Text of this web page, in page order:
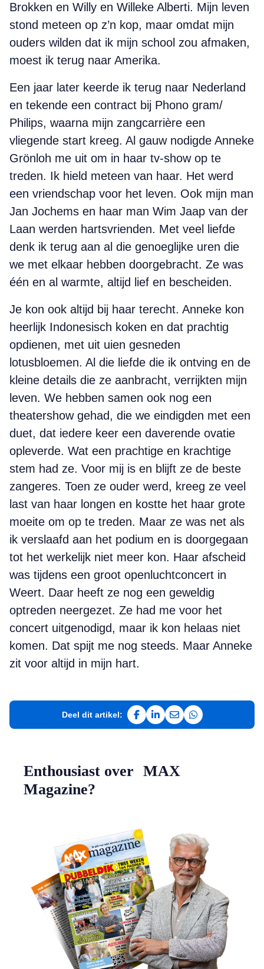
Brokken en Willy en Willeke Alberti. Mijn leven
stond meteen op z’n kop, maar omdat mijn
ouders wilden dat ik mijn school zou afmaken,
moest ik terug naar Amerika.
Een jaar later keerde ik terug naar Nederland
en tekende een contract bij Phono gram/
Philips, waarna mijn zangcarrière een
vliegende start kreeg. Al gauw nodigde Anneke
Grönloh me uit om in haar tv-show op te
treden. Ik hield meteen van haar. Het werd
een vriendschap voor het leven. Ook mijn man
Jan Jochems en haar man Wim Jaap van der
Laan werden hartsvrienden. Met veel liefde
denk ik terug aan al die genoeglijke uren die
we met elkaar hebben doorgebracht. Ze was
één en al warmte, altijd lief en bescheiden.
Je kon ook altijd bij haar terecht. Anneke kon
heerlijk Indonesisch koken en dat prachtig
opdienen, met uit uien gesneden
lotusbloemen. Al die liefde die ik ontving en de
kleine details die ze aanbracht, verrijkten mijn
leven. We hebben samen ook nog een
theatershow gehad, die we eindigden met een
duet, dat iedere keer een daverende ovatie
opleverde. Wat een prachtige en krachtige
stem had ze. Voor mij is en blijft ze de beste
zangeres. Toen ze ouder werd, kreeg ze veel
last van haar longen en kostte het haar grote
moeite om op te treden. Maar ze was net als
ik verslaafd aan het podium en is doorgegaan
tot het werkelijk niet meer kon. Haar afscheid
was tijdens een groot openluchtconcert in
Weert. Daar heeft ze nog een geweldig
optreden neergezet. Ze had me voor het
concert uitgenodigd, maar ik kon helaas niet
komen. Dat spijt me nog steeds. Maar Anneke
zit voor altijd in mijn hart.
Deel dit artikel:
Deel op Facebook
Deel op LinkedIn
Deel via e-mail
Deel via
Enthousiast over MAX
Magazine?